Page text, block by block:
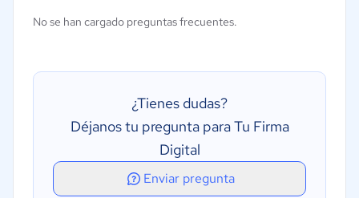
Gestión de contratos o licencias
Gestión de correo electrónico
Gestión de documentos
Validez jurídica
No se han cargado preguntas frecuentes.
¿Tienes dudas?
Déjanos tu pregunta para Tu Firma
Digital
Enviar pregunta